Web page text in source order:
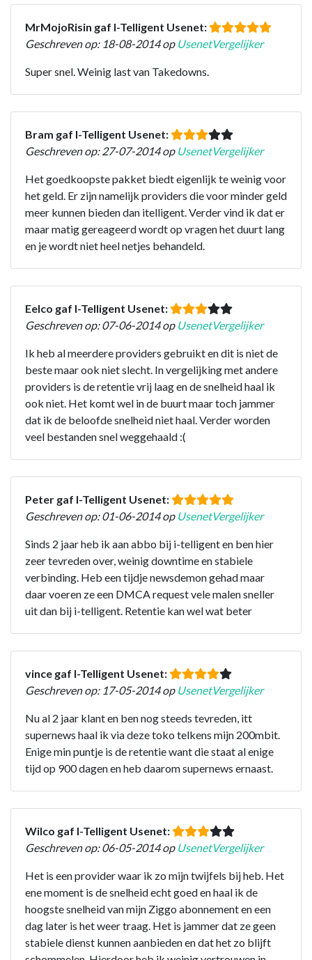
MrMojoRisin gaf I-Telligent Usenet:
Geschreven op: 18-08-2014 op UsenetVergelijker
Super snel. Weinig last van Takedowns.
Bram gaf I-Telligent Usenet:
Geschreven op: 27-07-2014 op UsenetVergelijker
Het goedkoopste pakket biedt eigenlijk te weinig voor
het geld. Er zijn namelijk providers die voor minder geld
meer kunnen bieden dan itelligent. Verder vind ik dat er
maar matig gereageerd wordt op vragen het duurt lang
en je wordt niet heel netjes behandeld.
Eelco gaf I-Telligent Usenet:
Geschreven op: 07-06-2014 op UsenetVergelijker
Ik heb al meerdere providers gebruikt en dit is niet de
beste maar ook niet slecht. In vergelijking met andere
providers is de retentie vrij laag en de snelheid haal ik
ook niet. Het komt wel in de buurt maar toch jammer
dat ik de beloofde snelheid niet haal. Verder worden
veel bestanden snel weggehaald :(
Peter gaf I-Telligent Usenet:
Geschreven op: 01-06-2014 op UsenetVergelijker
Sinds 2 jaar heb ik aan abbo bij i-telligent en ben hier
zeer tevreden over, weinig downtime en stabiele
verbinding. Heb een tijdje newsdemon gehad maar
daar voeren ze een DMCA request vele malen sneller
uit dan bij i-telligent. Retentie kan wel wat beter
vince gaf I-Telligent Usenet:
Geschreven op: 17-05-2014 op UsenetVergelijker
Nu al 2 jaar klant en ben nog steeds tevreden, itt
supernews haal ik via deze toko telkens mijn 200mbit.
Enige min puntje is de retentie want die staat al enige
tijd op 900 dagen en heb daarom supernews ernaast.
Wilco gaf I-Telligent Usenet:
Geschreven op: 06-05-2014 op UsenetVergelijker
Het is een provider waar ik zo mijn twijfels bij heb. Het
ene moment is de snelheid echt goed en haal ik de
hoogste snelheid van mijn Ziggo abonnement en een
dag later is het weer traag. Het is jammer dat ze geen
stabiele dienst kunnen aanbieden en dat het zo blijft